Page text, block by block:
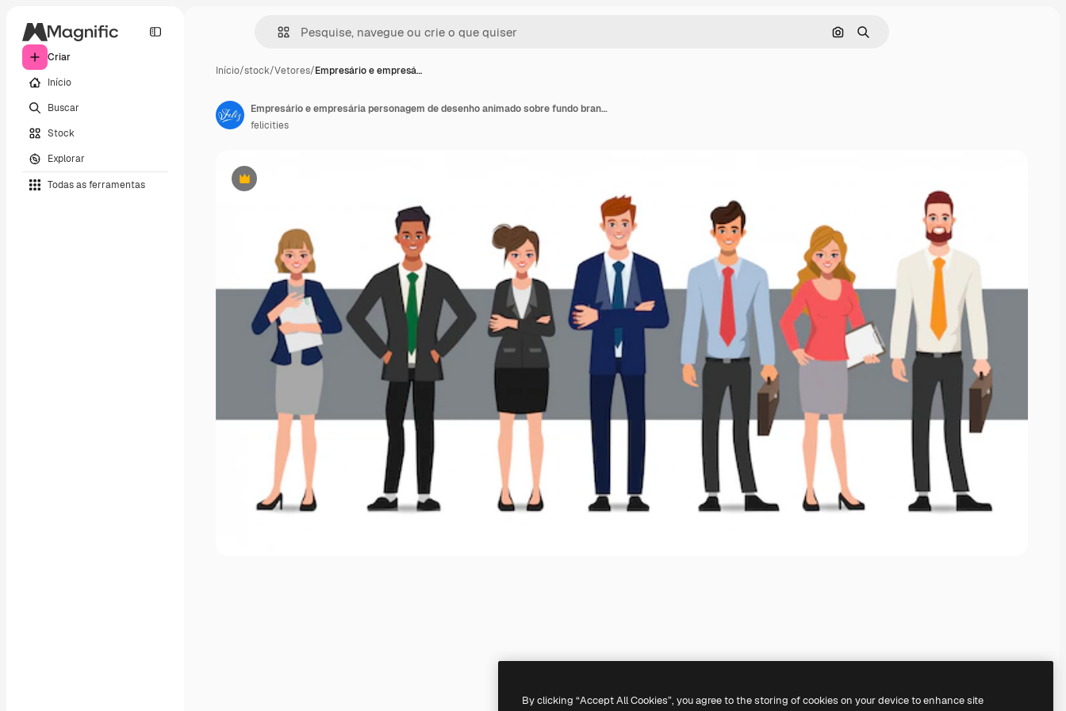
Criar
Início
Buscar
Stock
Explorar
Todas as ferramentas
Pesquisar por imagem
Buscar
Início/stock/Vetores/Empresário e empresá…
Premium
Empresário e empresária personagem de desenho animado sobre fundo branco. Projeto de conceito de trabalho em equipe.
felicities
By clicking “Accept All Cookies”, you agree to the storing of cookies on your device to enhance site